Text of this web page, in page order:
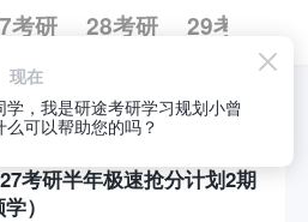
考研 28考研 29考研
必囤好课
考研半年极速抢分计划2期
）
现在
，我是研途考研学习规划小曾
可以帮助您的吗？